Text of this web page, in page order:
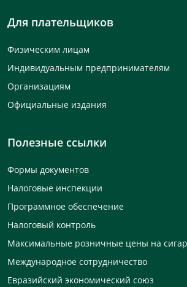
Для плательщиков
Физическим лицам
Индивидуальным предпринимателям
Организациям
Официальные издания
Полезные ссылки
Формы документов
Налоговые инспекции
Программное обеспечение
Налоговый контроль
Максимальные розничные цены на
Международное сотрудничество
Евразийский экономический союз